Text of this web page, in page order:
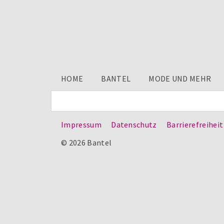
HOME BANTEL MODE UND MEHR
Impressum Datenschutz
Barrierefreiheit
© 2026 Bantel